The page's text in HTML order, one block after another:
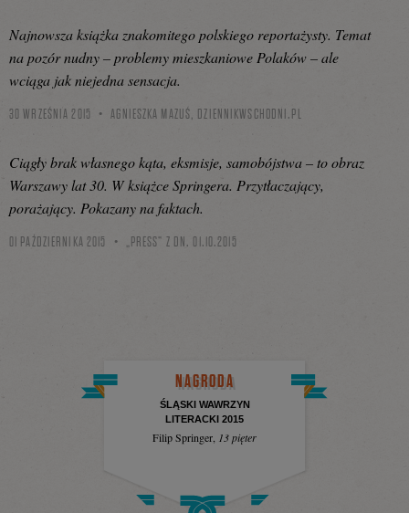
Najnowsza książka znakomitego polskiego reportażysty. Temat
na pozór nudny – problemy mieszkaniowe Polaków – ale
wciąga jak niejedna sensacja.
30 WRZEŚNIA 2015 AGNIESZKA MAZUŚ, DZIENNIKWSCHODNI.PL
Ciągły brak własnego kąta, eksmisje, samobójstwa – to obraz
Warszawy lat 30. W książce Springera. Przytłaczający,
porażający. Pokazany na faktach.
01 PAŹDZIERNIKA 2015 „PRESS” Z DN. 01.10.2015
NAGRODA
ŚLĄSKI WAWRZYN
LITERACKI 2015
Filip Springer 13 pięter